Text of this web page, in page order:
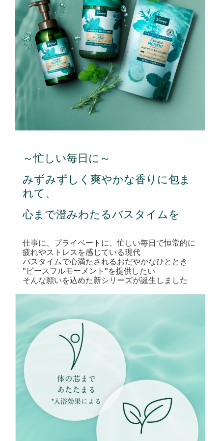
～忙しい毎日に～
みずみずしく爽やかな香りに包ま
れて、
心まで澄みわたるバスタイムを
仕事に、プライベートに、忙しい毎日で恒常的に
疲れやストレスを感じている現代
バスタイムで心満たされるおだやかなひととき
”ピースフルモーメント”を提供したい
そんな願いを込めた新シリーズが誕生しました